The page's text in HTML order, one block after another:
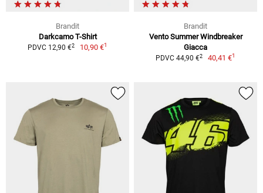
Brandit
Darkcamo T-Shirt
PDVC 12,90 €2 10,90 €1
Brandit
Vento Summer Windbreaker
Giacca
PDVC 44,90 €2 40,41 €1